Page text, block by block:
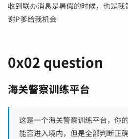
收到联办消息是暑假的时候，也是
谢P爹给我机会
0x02 question
海关警察训练平台
这是一个海关警察训练平台，你
能否进入境内，但是全部判断正